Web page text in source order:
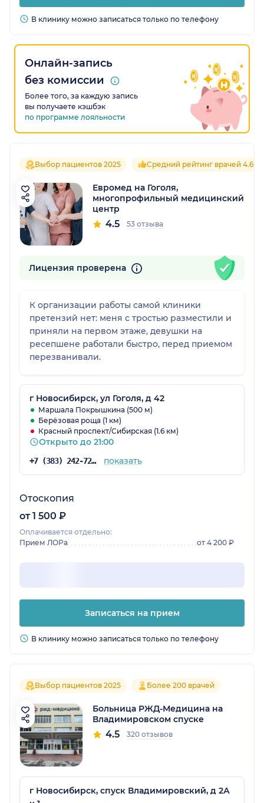
В клинику можно записаться только по телефону
Онлайн-запись
без комиссии
Более того, за каждую запись
вы получаете кэшбэк
по программе лояльности
Выбор пациентов 2025 Средний рейтинг врачей 4.6
Евромед на Гоголя,
многопрофильный медицинский
центр
4.5 53 отзыва
Лицензия проверена
К организации работы самой клиники
претензий нет: меня с тростью разместили и
приняли на первом этаже, девушки на
ресепшене работали быстро, перед приемом
перезванивали.
г Новосибирск, ул Гоголя, д 42
Маршала Покрышкина (500 м)
Берёзовая роща (1 км)
Красный проспект/Сибирская (1.6 км)
Открыто до 21:00
+7 (383) 242-72-08 показать
Отоскопия
от 1 500 ₽
Оплачивается отдельно:
Прием ЛОРа
от 4 200 ₽
Записаться на прием
В клинику можно записаться только по телефону
Выбор пациентов 2025 Более 200 врачей
Больница РЖД-Медицина на
Владимировском спуске
4.5 320 отзывов
г Новосибирск, спуск Владимировский, д 2А